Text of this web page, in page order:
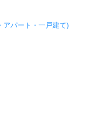
アパート・一戸建て)